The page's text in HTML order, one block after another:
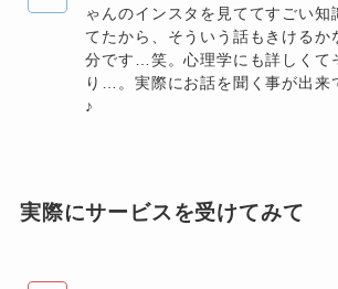
ゃんのインスタを見ててすごい知
てたから、そういう話もきけるか
分です…笑。心理学にも詳しくて
り…。実際にお話を聞く事が出来
♪
実際にサービスを受けてみて